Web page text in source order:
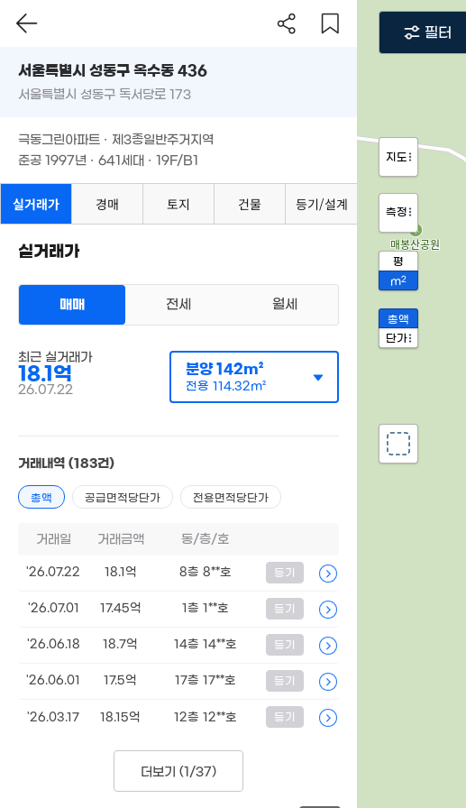
지도
측정
평
m2
총액
단가
필터
서울특별시 성동구 옥수동 436
서울특별시 성동구 독서당로 173
극동그린아파트 · 제3종일반주거지역
준공 1997년 · 641세대 · 19F/B1
실거래가 경매 토지 건물 등기/설계
실거래가
매매 전세 월세
최근 실거래가
18.1억
26.07.22
분양142m²
전용 114.32m²
거래내역 (183건)
총액 공급면적당단가 전용면적당단가
거래일 거래금액 동/층/호
'26.07.22 18.1억 8층 8**호 등기
'26.07.01 17.45억 1층 1**호 등기
'26.06.18 18.7억 14층 14**호 등기
'26.06.01 17.5억 17층 17**호 등기
'26.03.17 18.15억 12층 12**호 등기
더보기 (1/37)